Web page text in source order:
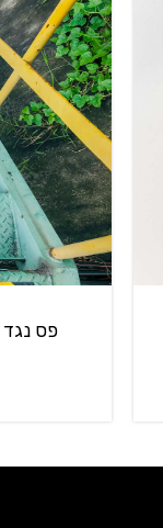
פס נגד